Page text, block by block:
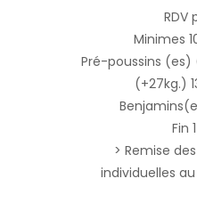
RDV
Minimes
Pré-poussins (es)
(+27kg.)
Fin
> Remise
individuelles